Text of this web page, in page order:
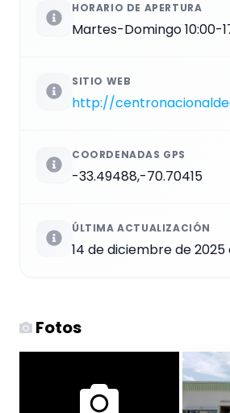
HORARIO DE APERTURA
Martes-Domingo 10:00-
SITIO WEB
http://
COORDENADAS GPS
-33.49488,-70.70415
ÚLTIMA ACTUALIZACIÓN
14 de diciembre de 2025
Fotos